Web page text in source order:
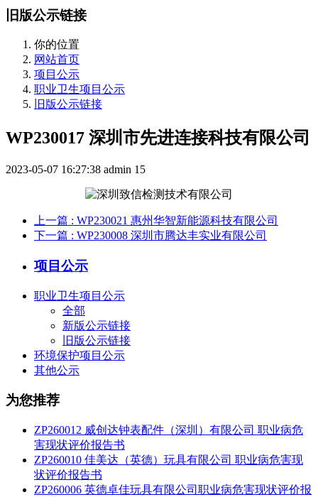
旧版公示链接
你的位置
网站首页
项目公示
职业卫生项目公示
旧版公示链接
WP230017 深圳市先进连接科技有限公司
2023-05-07 16:27:38 admin 15
上一篇 : WP230021 惠州华智新能源科技有限公司
下一篇 : WP230008 深圳市腾达丰实业有限公司
项目公示
职业卫生项目公示
全部
新版公示链接
旧版公示链接
环境保护项目公示
其他公示
为您推荐
ZP260012 威创达钟表配件（深圳）有限公司 职业病危
害现状评价报告书
ZP260010 佳美达（英德）玩具有限公司 职业病危害现
状评价报告书
ZP260006 英德卓佳玩具有限公司职业病危害现状评价报